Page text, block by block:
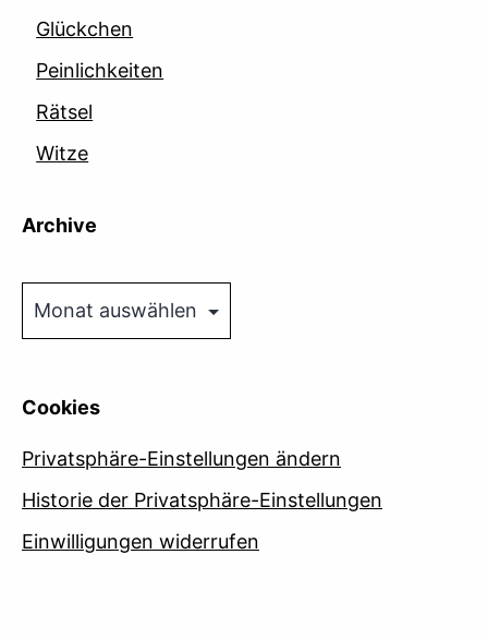
Glückchen
Peinlichkeiten
Rätsel
Witze
Archive
Cookies
Privatsphäre-Einstellungen ändern
Historie der Privatsphäre-Einstellungen
Einwilligungen widerrufen